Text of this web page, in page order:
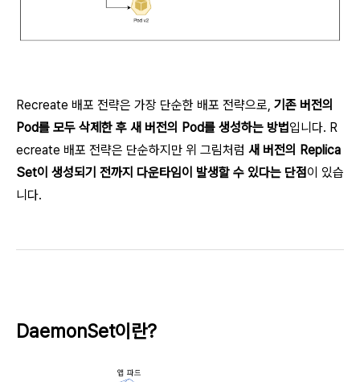
Recreate 배포 전략은 가장 단순한 배포 전략으로, 기존 버전의
Pod를 모두 삭제한 후 새 버전의 Pod를 생성하는 방법 입니다. R
ecreate 배포 전략은 단순하지만 위 그림처럼 새 버전의 Replica
Set이 생성되기 전까지 다운타임이 발생할 수 있다는 단점이 있습
니다.
DaemonSet이란?